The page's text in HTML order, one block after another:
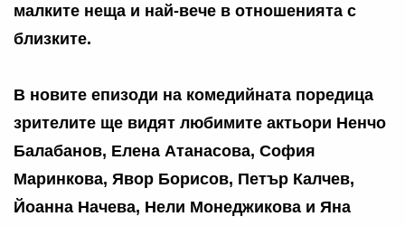
малките неща и най-вече в отношенията с
близките.
В новите епизоди на комедийната поредица
зрителите ще видят любимите актьори Ненчо
Балабанов, Елена Атанасова, София
Маринкова, Явор Борисов, Петър Калчев,
Йоанна Начева, Нели Монеджикова и Яна